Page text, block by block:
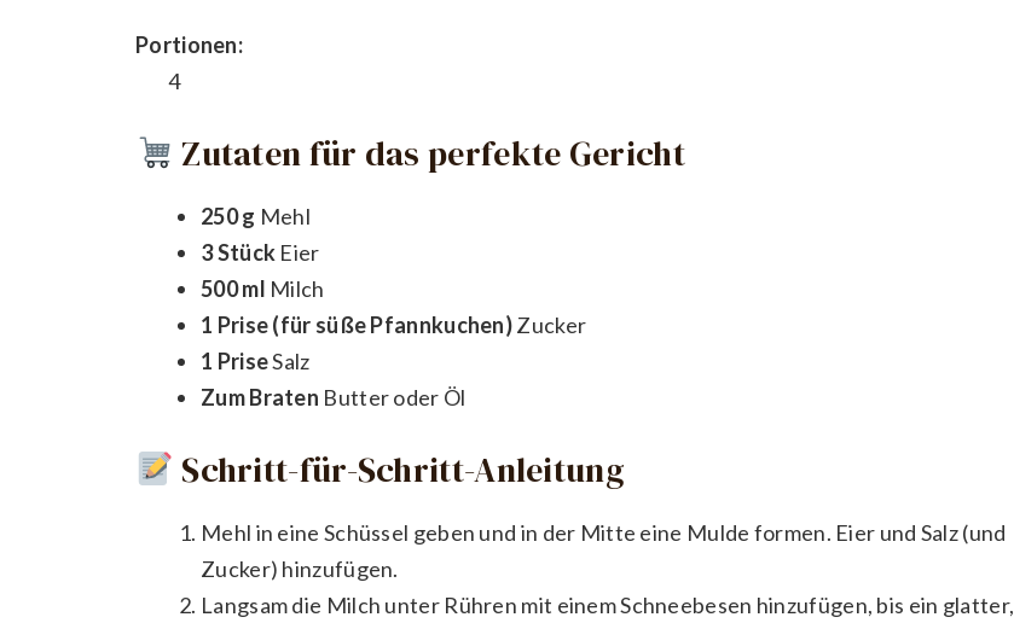
Portionen:
4
Zutaten für das perfekte Gericht
250 g Mehl
3 Stück Eier
500 ml Milch
1 Prise (für süße Pfannkuchen)Zucker
1 PriseSalz
Zum Braten Butter oder Öl
Schritt-für-Schritt-Anleitung
Mehl in eine Schüssel geben und in der Mitte eine Mulde formen. Eier und Salz (und
Zucker) hinzufügen.
Langsam die Milch unter Rühren mit einem Schneebesen hinzufügen, bis ein glatter,